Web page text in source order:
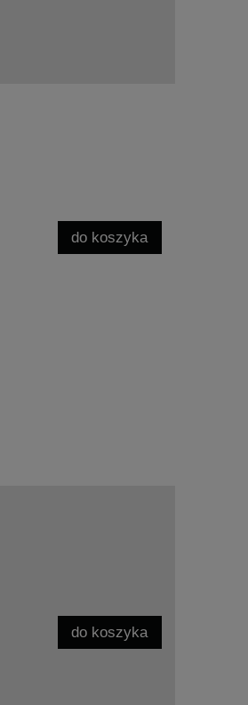
do koszyka
do koszyka